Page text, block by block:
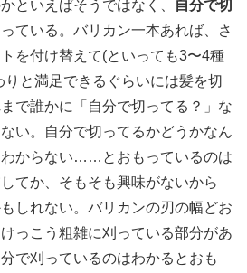
といえばそうではなく、
自分で切
ている。バリカン一本あれば、さ
を付け替えて(といっても3〜4種
と満足できるぐらいには髪を切
で誰かに「自分で切ってる？」な
い。自分で切ってるかどうかなん
わからない……とおもっているのは
てか、そもそも興味がないから
しれない。バリカンの刃の幅どお
っこう粗雑に刈っている部分があ
で刈っているのはわかるとおも